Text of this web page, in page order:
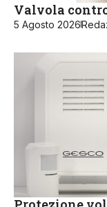
Valvola
5 Agosto 2026